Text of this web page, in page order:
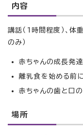
内容
講話（1時間程度）、体
のみ）
赤ちゃんの成長発
離乳食を始める前
赤ちゃんの歯と口
場所